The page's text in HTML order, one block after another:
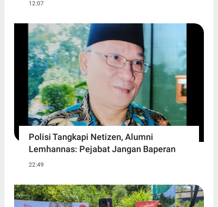
12:07
Polisi Tangkapi Netizen, Alumni
Lemhannas: Pejabat Jangan Baperan
22:49